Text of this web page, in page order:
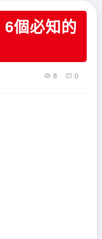
個必知的
8 0